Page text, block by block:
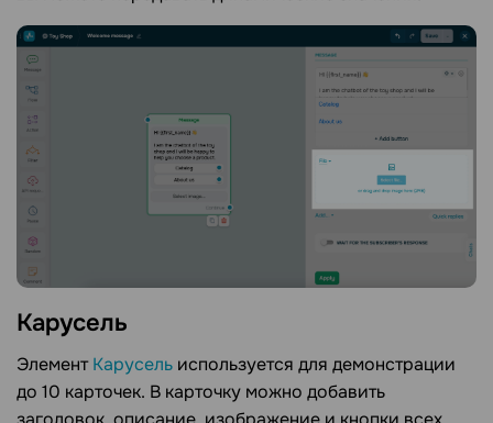
Карусель
ЭлементКарусель используется для демонстрации
до 10 карточек. В карточку можно добавить